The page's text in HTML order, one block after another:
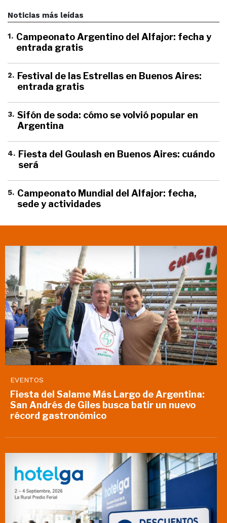
Noticias más leídas
1. Campeonato Argentino del Alfajor: fecha y
entrada gratis
2. Festival de las Estrellas en Buenos Aires:
entrada gratis
3. Sifón de soda: cómo se volvió popular en
Argentina
4. Fiesta del Goulash en Buenos Aires: cuándo
será
5. Campeonato Mundial del Alfajor: fecha,
sede y actividades
EVENTOS
Fiesta del Salame Más Largo de Argentina:
San Andrés de Giles busca batir un nuevo
récord gastronómico